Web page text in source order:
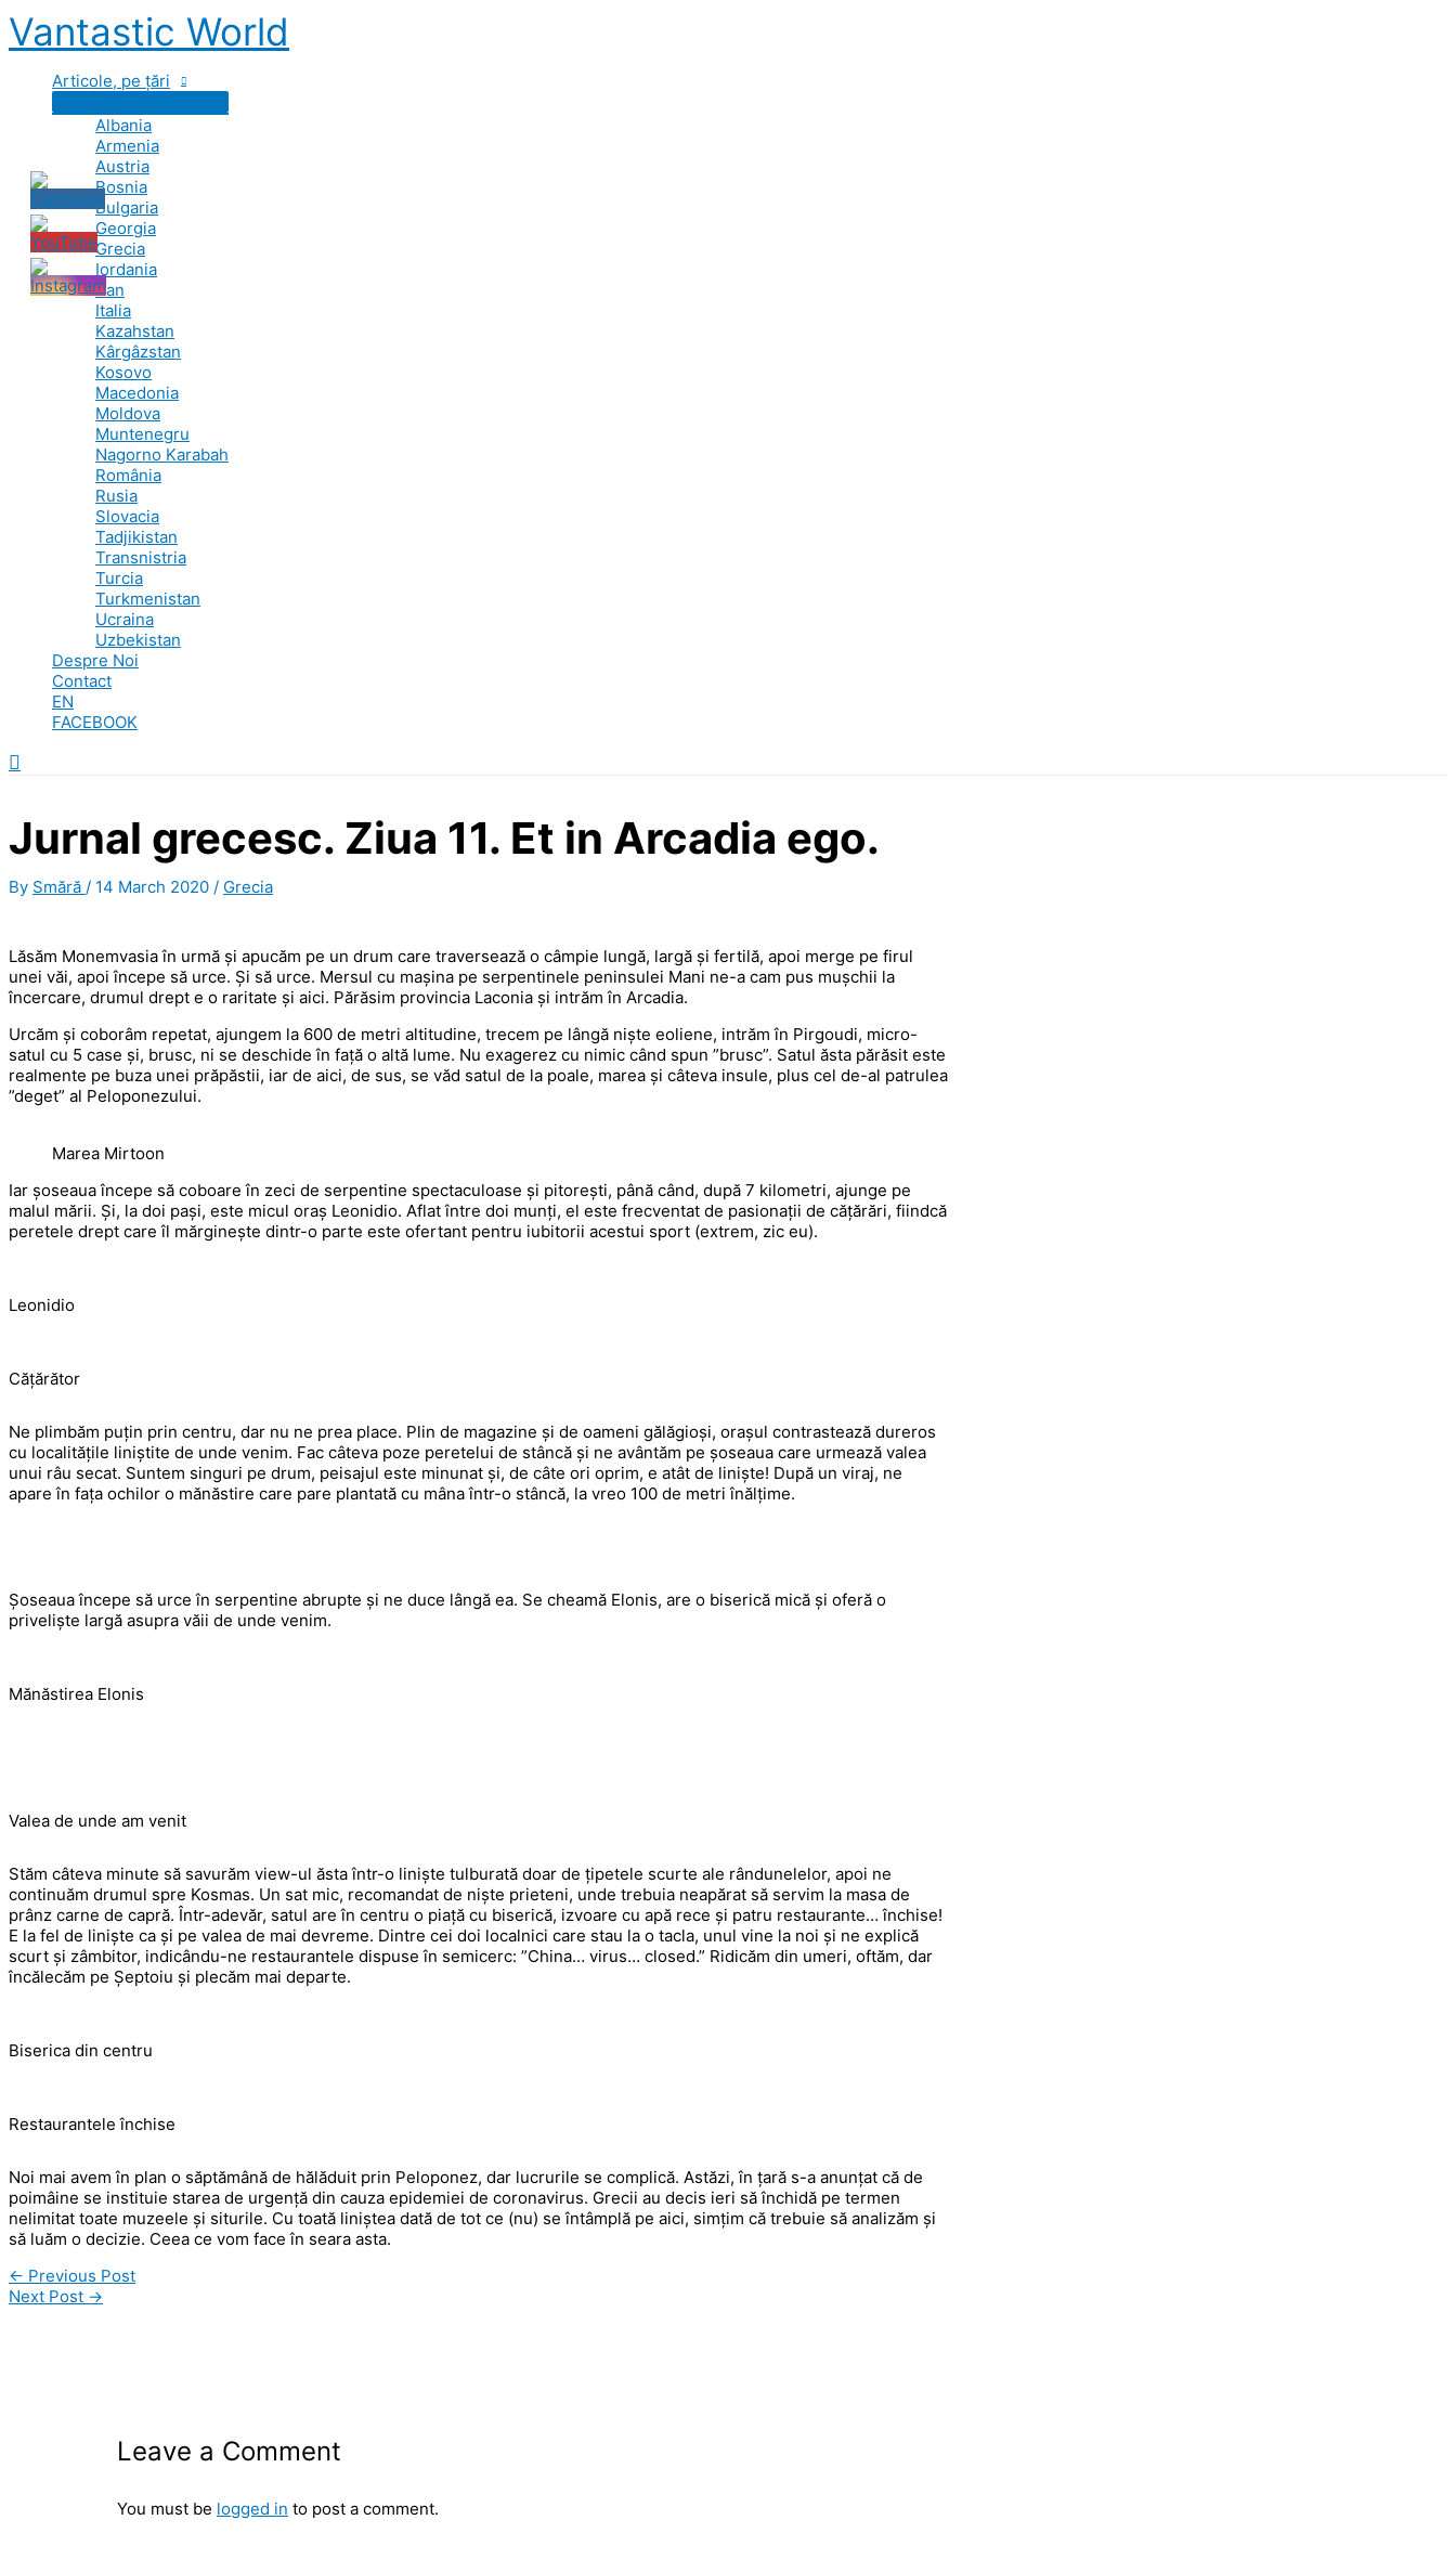
Skip
to
Vantastic World
Articole, pe țări
Albania
Armenia
Austria
Bosnia
Bulgaria
Georgia
Grecia
Iordania
Iran
Italia
Kazahstan
Kârgâzstan
Kosovo
Macedonia
Moldova
Muntenegru
Nagorno Karabah
România
Rusia
Slovacia
Tadjikistan
Transnistria
Turcia
Turkmenistan
Ucraina
Uzbekistan
Despre Noi
Contact
EN
FACEBOOK
Search
Jurnal grecesc. Ziua 11. Et in Arcadia ego.
By Smără / 14 March 2020 / Grecia
Lăsăm Monemvasia în urmă și apucăm pe un drum care traversează o câmpie lungă, largă și fertilă, apoi merge pe firul
unei văi, apoi începe să urce. Și să urce. Mersul cu mașina pe serpentinele peninsulei Mani ne-a cam pus mușchii la
încercare, drumul drept e o raritate și aici. Părăsim provincia Laconia și intrăm în Arcadia.
Urcăm și coborâm repetat, ajungem la 600 de metri altitudine, trecem pe lângă niște eoliene, intrăm în Pirgoudi, micro-
satul cu 5 case și, brusc, ni se deschide în față o altă lume. Nu exagerez cu nimic când spun ”brusc”. Satul ăsta părăsit este
realmente pe buza unei prăpăstii, iar de aici, de sus, se văd satul de la poale, marea și câteva insule, plus cel de-al patrulea
”deget” al Peloponezului.
Marea Mirtoon
Iar șoseaua începe să coboare în zeci de serpentine spectaculoase și pitorești, până când, după 7 kilometri, ajunge pe
malul mării. Și, la doi pași, este micul oraș Leonidio. Aflat între doi munți, el este frecventat de pasionații de cățărări, fiindcă
peretele drept care îl mărginește dintr-o parte este ofertant pentru iubitorii acestui sport (extrem, zic eu).
Leonidio
Cățărător
Ne plimbăm puțin prin centru, dar nu ne prea place. Plin de magazine și de oameni gălăgioși, orașul contrastează dureros
cu localitățile liniștite de unde venim. Fac câteva poze peretelui de stâncă și ne avântăm pe șoseaua care urmează valea
unui râu secat. Suntem singuri pe drum, peisajul este minunat și, de câte ori oprim, e atât de liniște! După un viraj, ne
apare în fața ochilor o mănăstire care pare plantată cu mâna într-o stâncă, la vreo 100 de metri înălțime.
Șoseaua începe să urce în serpentine abrupte și ne duce lângă ea. Se cheamă Elonis, are o biserică mică și oferă o
priveliște largă asupra văii de unde venim.
Mănăstirea Elonis
Valea de unde am venit
Stăm câteva minute să savurăm view-ul ăsta într-o liniște tulburată doar de țipetele scurte ale rândunelelor, apoi ne
continuăm drumul spre Kosmas. Un sat mic, recomandat de niște prieteni, unde trebuia neapărat să servim la masa de
prânz carne de capră. Într-adevăr, satul are în centru o piață cu biserică, izvoare cu apă rece și patru restaurante… închise!
E la fel de liniște ca și pe valea de mai devreme. Dintre cei doi localnici care stau la o tacla, unul vine la noi și ne explică
scurt și zâmbitor, indicându-ne restaurantele dispuse în semicerc: ”China… virus… closed.” Ridicăm din umeri, oftăm, dar
încălecăm pe Șeptoiu și plecăm mai departe.
Biserica din centru
Restaurantele închise
Noi mai avem în plan o săptămână de hălăduit prin Peloponez, dar lucrurile se complică. Astăzi, în țară s-a anunțat că de
poimâine se instituie starea de urgență din cauza epidemiei de coronavirus. Grecii au decis ieri să închidă pe termen
nelimitat toate muzeele și siturile. Cu toată liniștea dată de tot ce (nu) se întâmplă pe aici, simțim că trebuie să analizăm și
să luăm o decizie. Ceea ce vom face în seara asta.
← Previous Post
Next Post →
Leave a Comment
You must be logged in to post a comment.